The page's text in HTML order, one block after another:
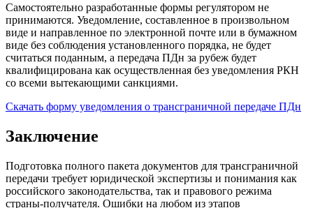
Самостоятельно разработанные формы регулятором не
принимаются. Уведомление, составленное в произвольном
виде и направленное по электронной почте или в бумажном
виде без соблюдения установленного порядка, не будет
считаться поданным, а передача ПДн за рубеж будет
квалифицирована как осуществленная без уведомления РКН
со всеми вытекающими санкциями.
Скачать форму уведомления о трансграничной передаче ПДн
Заключение
Подготовка полного пакета документов для трансграничной
передачи требует юридической экспертизы и понимания как
российского законодательства, так и правового режима
страны-получателя. Ошибки на любом из этапов